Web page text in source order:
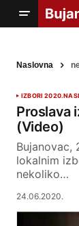
Naslovna
IZBORI 2020.
Proslava
(Video)
Bujanovac,
lokalnim
nekoliko…
24.06.2020.